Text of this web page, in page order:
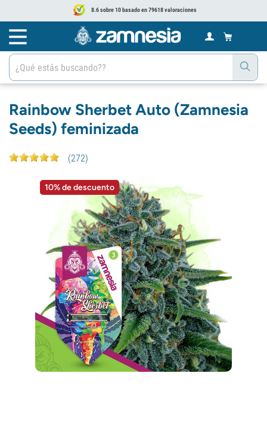
8.6 sobre 10 basado en 79618 valoraciones
Rainbow Sherbet Auto (Zamnesia
Seeds) feminizada
(272)
10% de descuento